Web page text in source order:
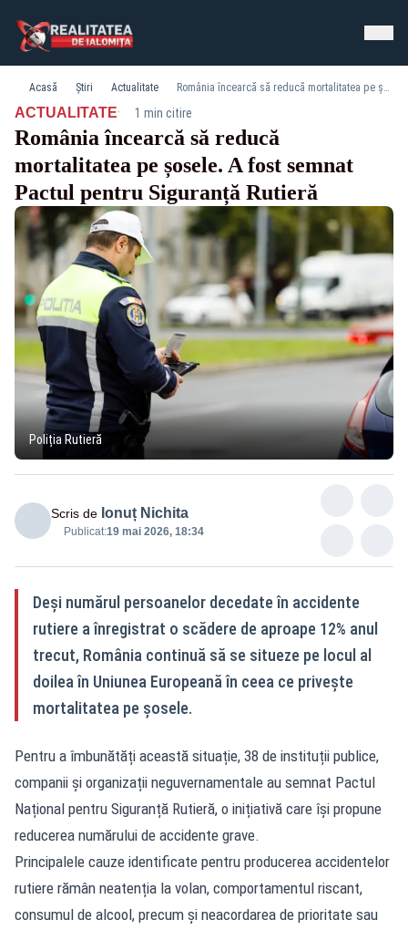
Acasă Știri Actualitate România încearcă să reducă mortalitatea pe șosele. A fost semnat Pactul pentru Siguranță Rutieră
ACTUALITATE· 1 min citire
România încearcă să reducă
mortalitatea pe șosele. A fost semnat
Pactul pentru Siguranță Rutieră
Poliția Rutieră
Scris de Ionuț Nichita
Publicat:19 mai 2026, 18:34
Deși numărul persoanelor decedate în accidente
rutiere a înregistrat o scădere de aproape 12% anul
trecut, România continuă să se situeze pe locul al
doilea în Uniunea Europeană în ceea ce privește
mortalitatea pe șosele.
Pentru a îmbunătăți această situație, 38 de instituții publice,
companii și organizații neguvernamentale au semnat Pactul
Național pentru Siguranță Rutieră, o inițiativă care își propune
reducerea numărului de accidente grave.
Principalele cauze identificate pentru producerea accidentelor
rutiere rămân neatenția la volan, comportamentul riscant,
consumul de alcool, precum și neacordarea de prioritate sau